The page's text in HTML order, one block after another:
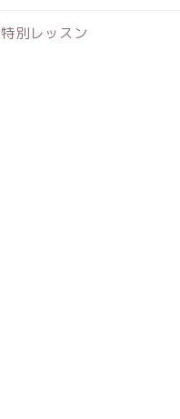
特別レッスン